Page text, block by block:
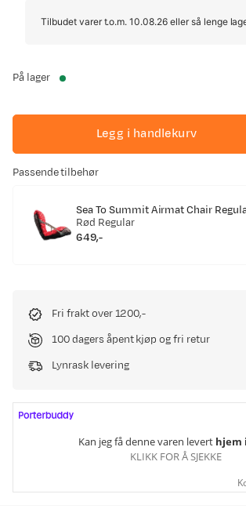
Tilbudet varer t.o.m. 10.08.26 eller så lenge
På lager
Legg i handlekurv
Passende tilbehør
Sea To Summit Airmat Chair
Rød Regular
price
649,-
Fri frakt over 1200,-
100 dagers åpent kjøp og fri retur
Lynrask levering
Kan jeg få denne varen levert hjem
KLIKK FOR Å SJEKKE